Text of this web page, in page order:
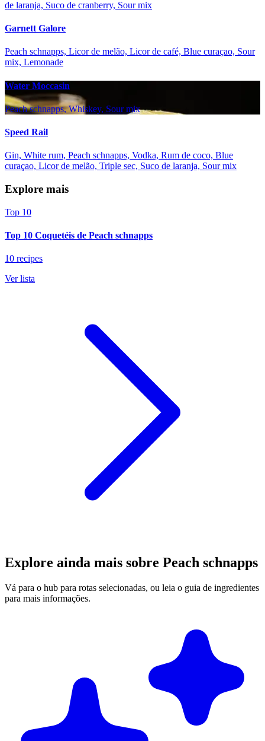
de laranja, Suco de cranberry, Sour mix
Garnett Galore
Peach schnapps, Licor de melão, Licor de café, Blue curaçao, Sour
mix, Lemonade
Water Moccasin
Peach schnapps, Whiskey, Sour mix
Speed Rail
Gin, White rum, Peach schnapps, Vodka, Rum de coco, Blue
curaçao, Licor de melão, Triple sec, Suco de laranja, Sour mix
Explore mais
Top 10
Top 10 Coquetéis de Peach schnapps
10 recipes
Ver lista
Explore ainda mais sobre Peach schnapps
Vá para o hub para rotas selecionadas, ou leia o guia de ingredientes
para mais informações.